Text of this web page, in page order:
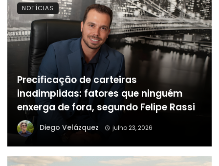
Precificação de carteiras
inadimplidas: fatores que ninguém
enxerga de fora, segundo Felipe Rassi
Diego Velázquez julho 23, 2026
NOTÍCIAS